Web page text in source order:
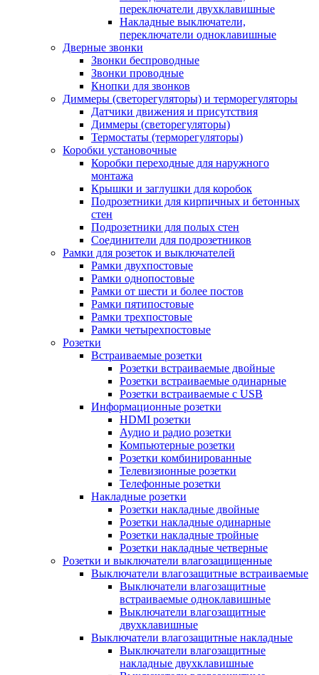
переключатели двухклавишные
Накладные выключатели,
переключатели одноклавишные
Дверные звонки
Звонки беспроводные
Звонки проводные
Кнопки для звонков
Диммеры (светорегуляторы) и терморегуляторы
Датчики движения и присутствия
Диммеры (светорегуляторы)
Термостаты (терморегуляторы)
Коробки установочные
Коробки переходные для наружного
монтажа
Крышки и заглушки для коробок
Подрозетники для кирпичных и бетонных
стен
Подрозетники для полых стен
Соединители для подрозетников
Рамки для розеток и выключателей
Рамки двухпостовые
Рамки однопостовые
Рамки от шести и более постов
Рамки пятипостовые
Рамки трехпостовые
Рамки четырехпостовые
Розетки
Встраиваемые розетки
Розетки встраиваемые двойные
Розетки встраиваемые одинарные
Розетки встраиваемые с USB
Информационные розетки
HDMI розетки
Аудио и радио розетки
Компьютерные розетки
Розетки комбинированные
Телевизионные розетки
Телефонные розетки
Накладные розетки
Розетки накладные двойные
Розетки накладные одинарные
Розетки накладные тройные
Розетки накладные четверные
Розетки и выключатели влагозащищенные
Выключатели влагозащитные встраиваемые
Выключатели влагозащитные
встраиваемые одноклавишные
Выключатели влагозащитные
двухклавишные
Выключатели влагозащитные накладные
Выключатели влагозащитные
накладные двухклавишные